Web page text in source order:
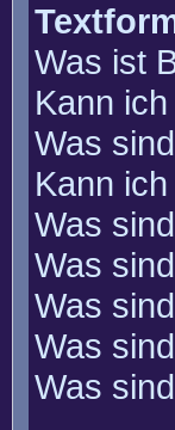
Was ist
Kann
Was
Kann
Was
Was
Was
Was
Was